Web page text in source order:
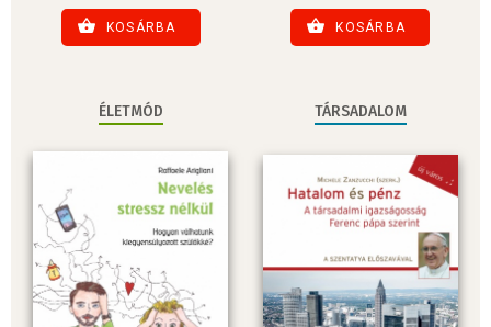
KOSÁRBA KOSÁRBA
ÉLETMÓD TÁRSADALOM